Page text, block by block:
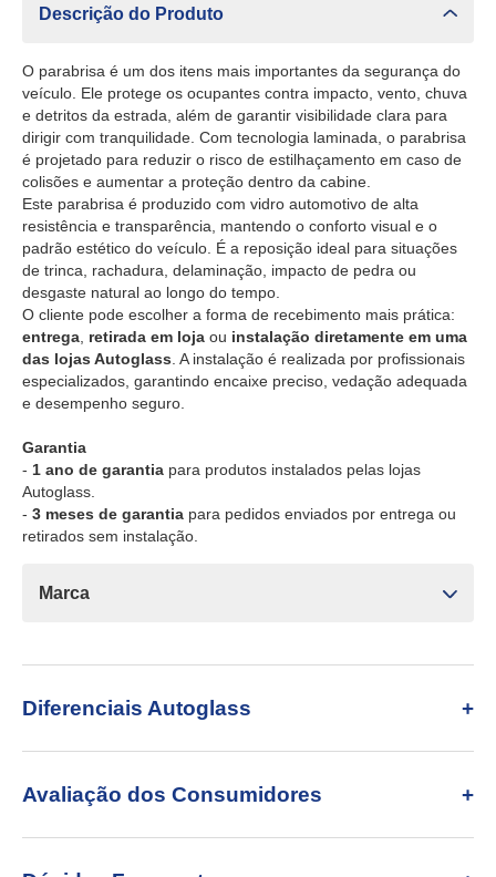
Descrição do Produto
O parabrisa é um dos itens mais importantes da segurança do
veículo. Ele protege os ocupantes contra impacto, vento, chuva
e detritos da estrada, além de garantir visibilidade clara para
dirigir com tranquilidade. Com tecnologia laminada, o parabrisa
é projetado para reduzir o risco de estilhaçamento em caso de
colisões e aumentar a proteção dentro da cabine.
Este parabrisa é produzido com vidro automotivo de alta
resistência e transparência, mantendo o conforto visual e o
padrão estético do veículo. É a reposição ideal para situações
de trinca, rachadura, delaminação, impacto de pedra ou
desgaste natural ao longo do tempo.
O cliente pode escolher a forma de recebimento mais prática:
entrega retirada em loja ou instalação diretamente em uma
das lojas Autoglass . A instalação é realizada por profissionais
especializados, garantindo encaixe preciso, vedação adequada
e desempenho seguro.
Garantia
- 1 ano de garantia para produtos instalados pelas lojas
Autoglass.
- 3 meses de garantia para pedidos enviados por entrega ou
retirados sem instalação.
Marca
Diferenciais Autoglass
Avaliação dos Consumidores